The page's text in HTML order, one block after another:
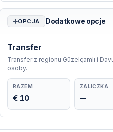
OPCJA Dodatkowe opcje
Transfer
Transfer z regionu Güzelçamlı i
osoby.
RAZEM
€ 10
ZALICZKA
—